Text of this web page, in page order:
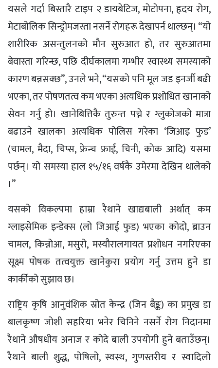
यसले गर्दा बिस्तारै टाइप २ डायबेटिज, मोटोपना, हृदय रोग,
मेटाबोलिक सिन्ड्रोमजस्ता नसर्ने रोगहरू देखापर्न थाल्छन्। “यो
शारीरिक असन्तुलनको मौन सुरुआत हो, तर सुरुआतमा
बेवास्ता गरिन्छ, पछि दीर्घकालमा गम्भीर स्वास्थ्य समस्याको
कारण बन्नसक्छ”, उनले भने, “यसको पनि मूल जड इनर्जी बढी
भएका, तर पोषणतत्व कम भएका अत्यधिक प्रशोधित खानाको
सेवन गर्नु हो। खानेबित्तिकै तुरुन्त पच्ने र ग्लुकोजको मात्रा
बढाउने खालका अत्यधिक पोलिस गरेका ‘जिआइ फुड’
(चामल, मैदा, चिप्स, फ्रेन्च फ्राई, चिनी, कोक आदि) यसमा
पर्छन्। यो समस्या हाल १५/१६ वर्षकै उमेरमा देखिन थालेको
।”
यसको विकल्पमा हाम्रा रैथाने खाद्यबाली अर्थात् कम
ग्लाइसेमिक इन्डेक्स (लो जिआई फुड) भएका कोदो, ब्राउन
चामल, किन्नोआ, मसुरो, मस्यौरालगायत प्रशोधन नगरिएका
सूक्ष्म पोषक तत्वयुक्त खानेकुरा प्रयोग गर्नु उत्तम हुने डा
कार्कीको सुझाव छ।
राष्ट्रिय कृषि आनुवंशिक स्रोत केन्द्र (जिन बैङ्क) का प्रमुख डा
बालकृष्ण जोशी सहरिया भनेर चिनिने नसर्ने रोग निदानमा
रैथाने औषधीय अनाज र कोदे बाली उपयोगी हुने बताउँछन्।
रैथाने बाली शुद्ध, पोषिलो, स्वस्थ, गुणस्तरीय र स्वादिलो